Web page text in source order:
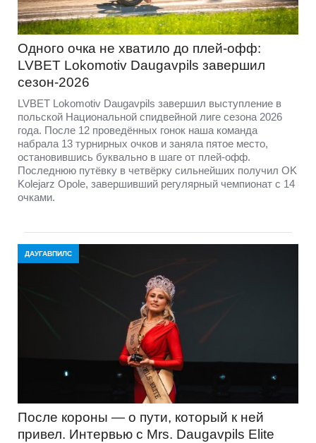
Одного очка не хватило до плей-офф:
LVBET Lokomotiv Daugavpils завершил
сезон-2026
LVBET Lokomotiv Daugavpils завершил выступление в
польской Национальной спидвейной лиге сезона 2026
года. После 12 проведённых гонок наша команда
набрала 13 турнирных очков и заняла пятое место,
остановившись буквально в шаге от плей-офф.
Последнюю путёвку в четвёрку сильнейших получил OK
Kolejarz Opole, завершивший регулярный чемпионат с 14
очками.
ДАУГАВПИЛС
После короны — о пути, который к ней
привел. Интервью с Mrs. Daugavpils Elite